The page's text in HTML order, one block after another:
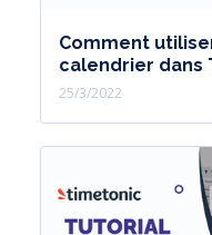
Comment
calendrier dans
25/3/2022